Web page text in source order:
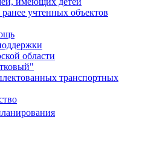
учтенных объектов
области
транспортных